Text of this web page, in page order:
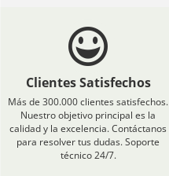
Clientes Satisfechos
Más de 300.000 clientes satisfechos.
Nuestro objetivo principal es la
calidad y la excelencia. Contáctanos
para resolver tus dudas. Soporte
técnico 24/7.